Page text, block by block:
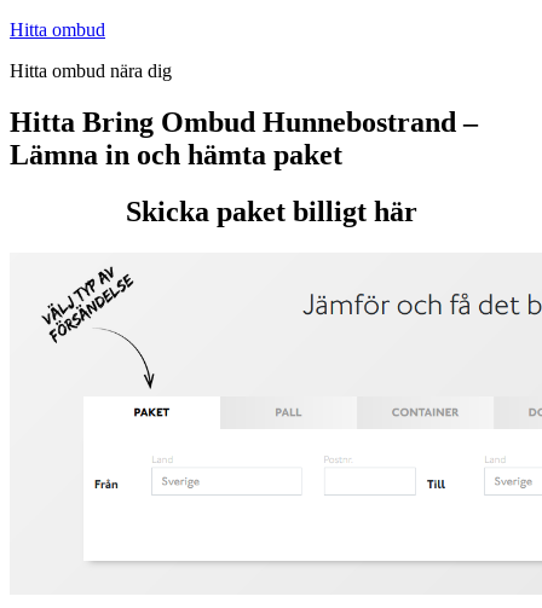
Hoppa
innehåll
Hitta ombud
Hitta ombud nära dig
Hitta Bring Ombud Hunnebostrand –
Lämna in och hämta paket
Skicka paket billigt här